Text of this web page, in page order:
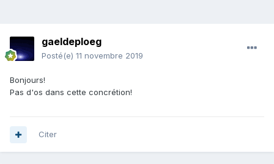
gaeldeploeg
Posté(e) 11 novembre 2019
Bonjours!
Pas d'os dans cette concrétion!
Citer